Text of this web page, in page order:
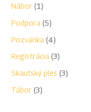
Nábor (1)
Podpora (5)
Pozvánka (4)
Registrácia (3)
Skautský ples (3)
Tábor (3)